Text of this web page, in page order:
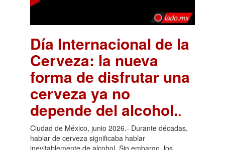
Día Internacional de la
Cerveza: la nueva
forma de disfrutar una
cerveza ya no
depende del alcohol..
Ciudad de México, junio 2026.- Durante décadas,
hablar de cerveza significaba hablar